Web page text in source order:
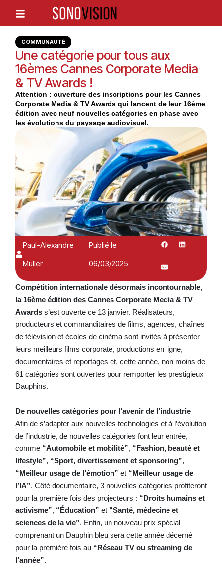
COMMUNAUTÉ
Une catégorie pour tous aux
16èmes Cannes Corporate Media
& TV Awards !
Attention : ouverture des inscriptions pour les Cannes
Corporate Media & TV Awards qui lancent de leur 16ème
édition avec neuf nouvelles catégories en phase avec
les évolutions du paysage audiovisuel.
Paul-Alexandre
Muller
Publié le
06/03/2025
Compétition internationale désormais incontournable,
la 16ème édition des Cannes Corporate Media & TV
Awardss’est ouverte ce 13 janvier. Réalisateurs,
producteurs et commanditaires de films, agences, chaînes
de télévision et écoles de cinéma sont invités à présenter
leurs meilleurs films corporate, productions en ligne,
documentaires et reportages et, cette année, non moins de
61 catégories sont ouvertes pour remporter les prestigieux
Dauphins.
De nouvelles catégories pour l’avenir de l’industrie
Afin de s’adapter aux nouvelles technologies et à l’évolution
de l’industrie, de nouvelles catégories font leur entrée,
comme “Automobile et mobilité”, “Fashion, beauté et
lifestyle”, “Sport, divertissement et sponsoring”,
“Meilleur usage de l’émotion” et “Meilleur usage de
l’IA”. Côté documentaire, 3 nouvelles catégories profiteront
pour la première fois des projecteurs : “Droits humains et
activisme”, “Éducation” et “Santé, médecine et
sciences de la vie”. Enfin, un nouveau prix spécial
comprenant un Dauphin bleu sera cette année décerné
pour la première fois au “Réseau TV ou streaming de
l’année”.